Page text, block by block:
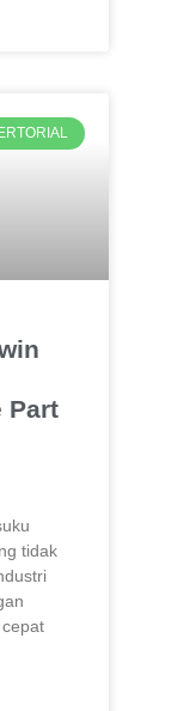
Part
tidak